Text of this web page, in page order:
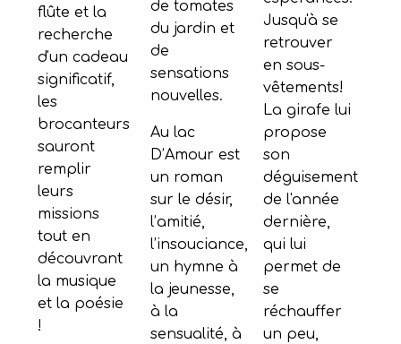
flûte et la
recherche
d'un cadeau
significatif,
les
brocanteurs
sauront
remplir
leurs
missions
tout en
découvrant
la musique
et la poésie
!
de tomates
du jardin et
de
sensations
nouvelles.
Au lac
D’Amour est
un roman
sur le désir,
l’amitié,
l’insouciance,
un hymne à
la jeunesse,
à la
sensualité, à
Jusqu'à se
retrouver
en sous-
vêtements!
La girafe lui
propose
son
déguisement
de l'année
dernière,
qui lui
permet de
se
réchauffer
un peu,